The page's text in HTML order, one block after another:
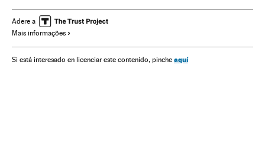
Eleições Espanha Eleições
Adere a
Mais informações
Si está interesado en licenciar este contenido, pinche aquí